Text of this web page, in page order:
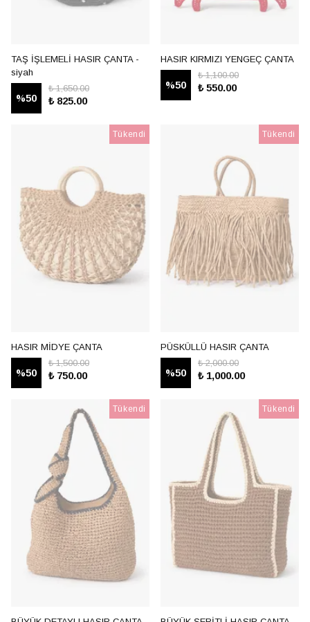
TAŞ İŞLEMELİ HASIR ÇANTA -
siyah
%50
₺ 1,650.00
₺ 825.00
HASIR KIRMIZI YENGEÇ ÇANTA
%50
₺ 1,100.00
₺ 550.00
Tükendi
HASIR MİDYE ÇANTA
%50
₺ 1,500.00
₺ 750.00
Tükendi
PÜSKÜLLÜ HASIR ÇANTA
%50
₺ 2,000.00
₺ 1,000.00
Tükendi Tükendi